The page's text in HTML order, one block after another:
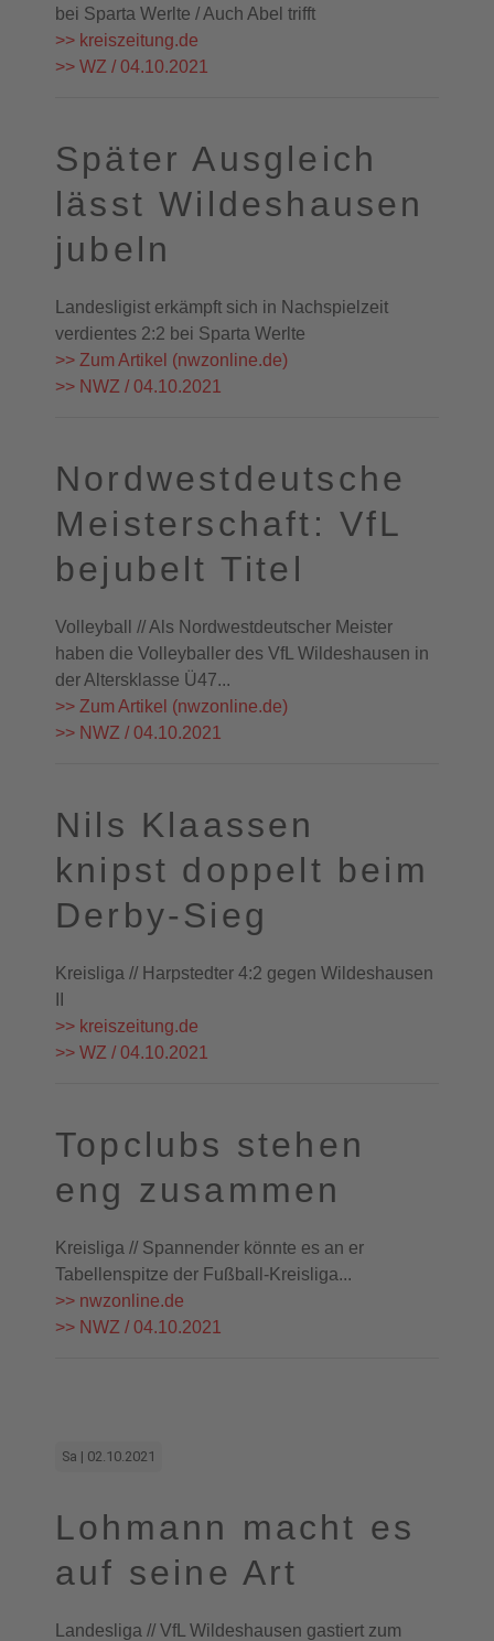
bei Sparta Werlte / Auch Abel trifft
>> kreiszeitung.de
>> WZ / 04.10.2021
Später Ausgleich
lässt Wildeshausen
jubeln
Landesligist erkämpft sich in Nachspielzeit
verdientes 2:2 bei Sparta Werlte
>> Zum Artikel (nwzonline.de)
>> NWZ / 04.10.2021
Nordwestdeutsche
Meisterschaft: VfL
bejubelt Titel
Volleyball // Als Nordwestdeutscher Meister
haben die Volleyballer des VfL Wildeshausen in
der Altersklasse Ü47...
>> Zum Artikel (nwzonline.de)
>> NWZ / 04.10.2021
Nils Klaassen
knipst doppelt beim
Derby-Sieg
Kreisliga // Harpstedter 4:2 gegen Wildeshausen
>> kreiszeitung.de
>> WZ / 04.10.2021
Topclubs stehen
eng zusammen
Kreisliga // Spannender könnte es an er
Tabellenspitze der Fußball-Kreisliga...
>> nwzonline.de
>> NWZ / 04.10.2021
Sa | 02.10.2021
Lohmann macht es
auf seine Art
Landesliga // VfL Wildeshausen gastiert zum